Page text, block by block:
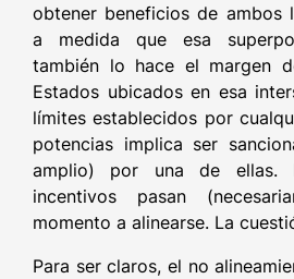
obtener beneficios de ambos
a medida que esa
también lo hace el margen
Estados ubicados en esa
límites establecidos por
potencias implica ser
amplio) por una de
incentivos pasan
momento a alinearse. La
Para ser claros, el no